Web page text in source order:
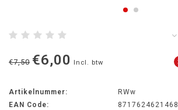
€7,50 €6,00 Incl. btw
Artikelnummer:
RWw
EAN Code:
8717624621468